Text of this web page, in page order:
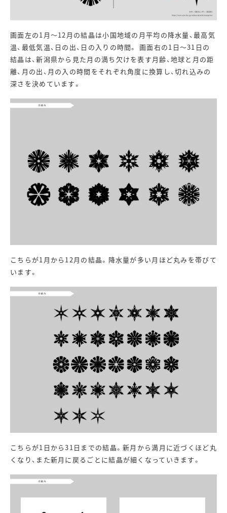
画面左の1月〜12月の結晶は小国地域の月平均の降水量、最高気
温、最低気温、日の出、日の入りの時間。 画面右の1日〜31日の
結晶は、新潟県から見た月の満ち欠けを表す月齢、地球と月の距
離、月の出、月の入の時間をそれぞれ角度に換算し、切れ込みの
深さを決めています。
こちらが1月から12月の結晶。降水量が多い月ほど丸みを帯びて
います。
こちらが1日から31日までの結晶。新月から満月に近づくほど丸
くなり、また新月に戻るごとに結晶が細くなっていきます。